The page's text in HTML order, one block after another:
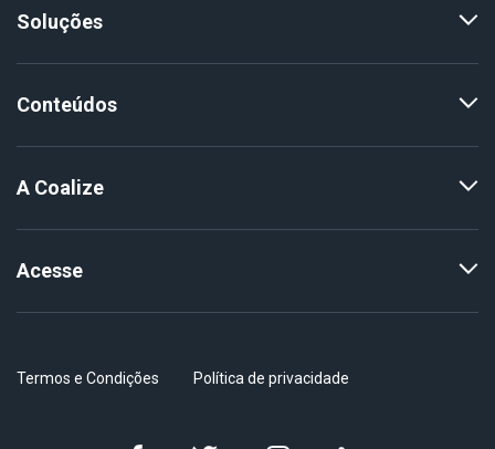
Soluções
Conteúdos
A Coalize
Acesse
Termos e Condições Política de privacidade